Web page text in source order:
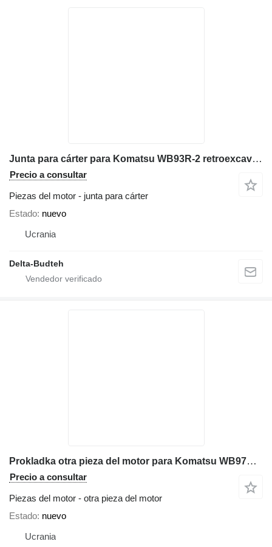
Junta para cárter para Komatsu WB93R-2 retroexcavadora
Precio a consultar
Piezas del motor - junta para cárter
Estado nuevo
Ucrania
Delta-Budteh
Prokladka otra pieza del motor para Komatsu WB97R-5 retroexcavadora
Precio a consultar
Piezas del motor - otra pieza del motor
Estado nuevo
Ucrania